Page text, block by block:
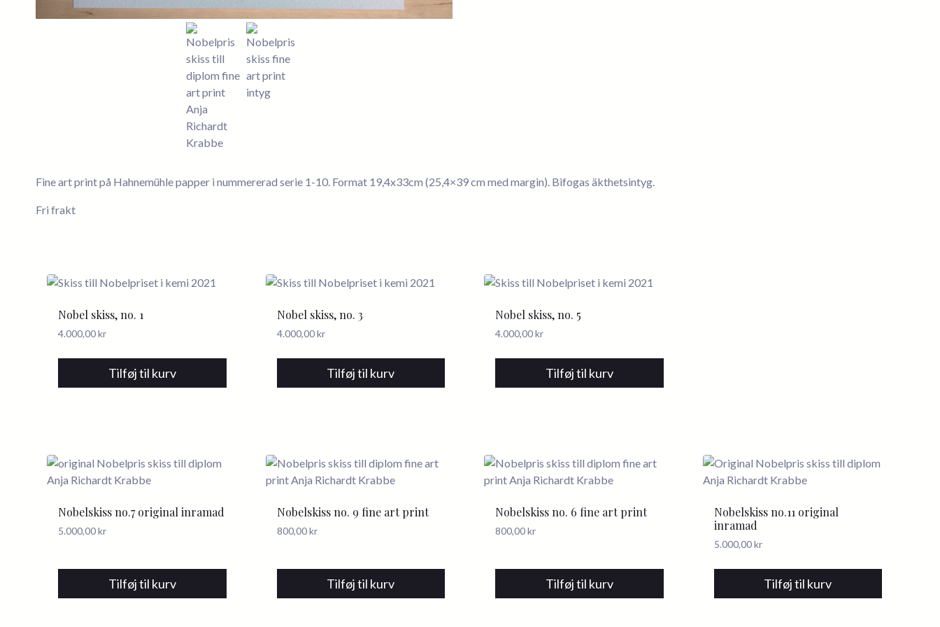
Fine art print på Hahnemühle papper i nummererad serie 1-10. Format 19,4x33cm (25,4×39 cm med margin). Bifogas äkthetsintyg.
Fri frakt
Nobel skiss, no. 1
4.000,00kr
Tilføj til kurv
Nobel skiss, no. 3
4.000,00kr
Tilføj til kurv
Nobel skiss, no. 5
4.000,00kr
Tilføj til kurv
Nobelskiss no.7 original inramad
5.000,00kr
Tilføj til kurv
Nobelskiss no. 9 fine art print
800,00kr
Tilføj til kurv
Nobelskiss no. 6 fine art print
800,00kr
Tilføj til kurv
Nobelskiss no.11 original
inramad
5.000,00kr
Tilføj til kurv